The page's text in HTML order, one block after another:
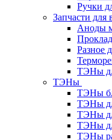
Ручки
Запчасти для
Аноды
Разное
ТЭНы
ТЭНы
ТЭНы
ТЭНы
ТЭНы
ТЭНы
ТЭНы